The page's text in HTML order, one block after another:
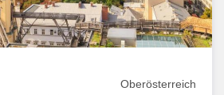
Oberösterreich